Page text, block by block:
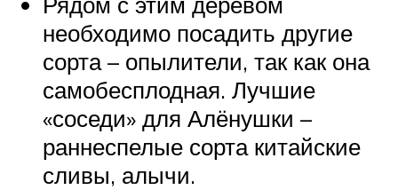
необходимо посадить другие
сорта – опылители, так как она
самобесплодная. Лучшие
«соседи» для Алёнушки –
раннеспелые сорта китайские
сливы, алычи.